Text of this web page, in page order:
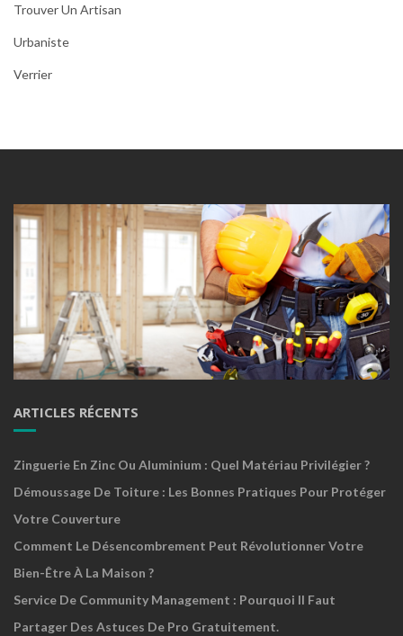
Trouver Un Artisan
Urbaniste
Verrier
ARTICLES RÉCENTS
Zinguerie En Zinc Ou Aluminium : Quel Matériau Privilégier ?
Démoussage De Toiture : Les Bonnes Pratiques Pour Protéger
Votre Couverture
Comment Le Désencombrement Peut Révolutionner Votre
Bien-Être À La Maison ?
Service De Community Management : Pourquoi Il Faut
Partager Des Astuces De Pro Gratuitement.